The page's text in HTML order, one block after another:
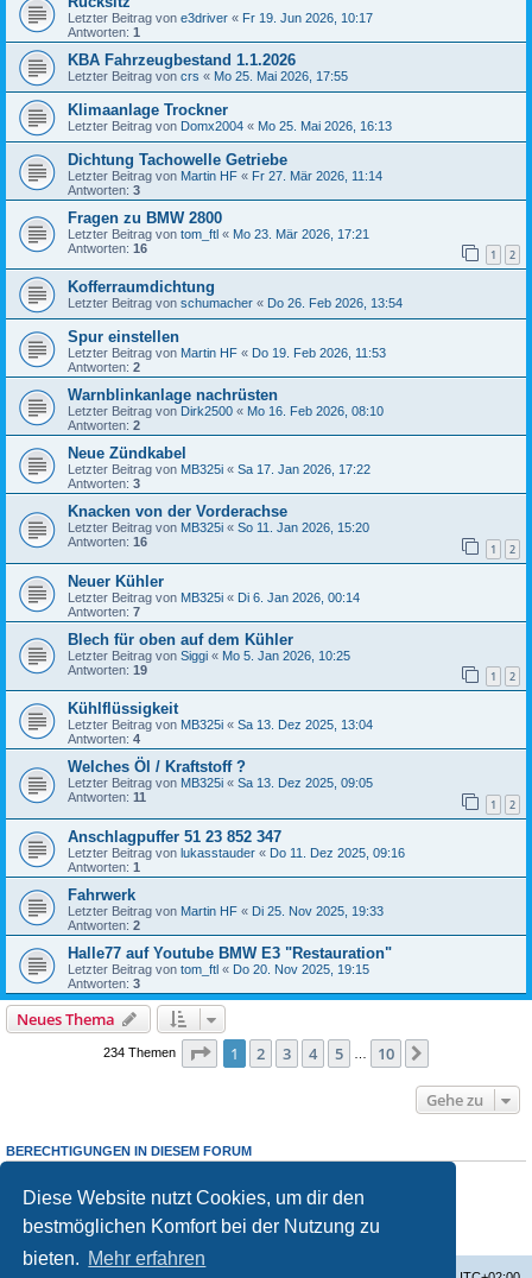
Diese Website nutzt Cookies, um dir den
bestmöglichen Komfort bei der Nutzung zu
bieten. Mehr erfahren
Letzter Beitrag von e3driver « Fr 19. Jun 2026, 10:17
Antworten: 1
KBA Fahrzeugbestand 1.1.2026
Letzter Beitrag von crs « Mo 25. Mai 2026, 17:55
Klimaanlage Trockner
Letzter Beitrag von Domx2004 « Mo 25. Mai 2026, 16:13
Dichtung Tachowelle Getriebe
Letzter Beitrag von Martin HF « Fr 27. Mär 2026, 11:14
Antworten: 3
Fragen zu BMW 2800
Letzter Beitrag von tom_ftl « Mo 23. Mär 2026, 17:21
Antworten: 16 1 2
Kofferraumdichtung
Letzter Beitrag von schumacher « Do 26. Feb 2026, 13:54
Spur einstellen
Letzter Beitrag von Martin HF « Do 19. Feb 2026, 11:53
Antworten: 2
Warnblinkanlage nachrüsten
Letzter Beitrag von Dirk2500 « Mo 16. Feb 2026, 08:10
Antworten: 2
Neue Zündkabel
Letzter Beitrag von MB325i « Sa 17. Jan 2026, 17:22
Antworten: 3
Knacken von der Vorderachse
Letzter Beitrag von MB325i « So 11. Jan 2026, 15:20
Antworten: 16 1 2
Neuer Kühler
Letzter Beitrag von MB325i « Di 6. Jan 2026, 00:14
Antworten: 7
Blech für oben auf dem Kühler
Letzter Beitrag von Siggi « Mo 5. Jan 2026, 10:25
Antworten: 19 1 2
Kühlflüssigkeit
Letzter Beitrag von MB325i « Sa 13. Dez 2025, 13:04
Antworten: 4
Welches Öl / Kraftstoff ?
Letzter Beitrag von MB325i « Sa 13. Dez 2025, 09:05
Antworten: 11 1 2
Anschlagpuffer 51 23 852 347
Letzter Beitrag von lukasstauder « Do 11. Dez 2025, 09:16
Antworten: 1
Fahrwerk
Letzter Beitrag von Martin HF « Di 25. Nov 2025, 19:33
Antworten: 2
Halle77 auf Youtube BMW E3 "Restauration"
Letzter Beitrag von tom_ftl « Do 20. Nov 2025, 19:15
Antworten: 3
Neues Thema
234 Themen Seite 1von 10
1 2 3 4 5 10
Gehe zu
BERECHTIGUNGEN IN DIESEM FORUM
Du darfst
keine Antworten zu Themen in diesem Forum erstellen.
Du darfst deine Beiträge in diesem Forumnichtändern.
Du darfst deine Beiträge in diesem Forum nicht löschen.
keine